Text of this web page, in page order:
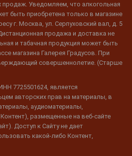
продаж. Уведомляем, что алкогольная
быть приобретена только в магазине
г. Москва, ул. Серпуховский вал, д. 5
продажа и доставка не
и табачная продукция может быть
магазина Галерея Градусов. При
совершеннолетие. (Старше
7725501624, является
авторских прав на материалы, в
аудиоматериалы,
размещенные на веб-сайте
Доступ к Сайту не дает
какой-либо Контент,